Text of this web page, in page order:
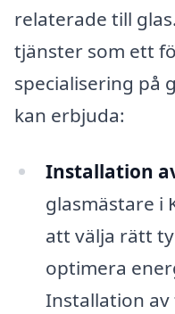
relaterade till
tjänster som ett
specialisering på
kan erbjuda:
Installation
glasmästare i
att välja rätt
optimera
Installation